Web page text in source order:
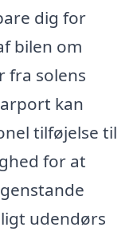
dig for
bilen om
fra solens
kan
tilføjelse til
for at
udendørs